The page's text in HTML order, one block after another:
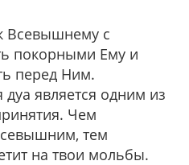
Всевышнему с
покорными Ему и
перед Ним.
является одним из
Чем
тем
на твои мольбы.